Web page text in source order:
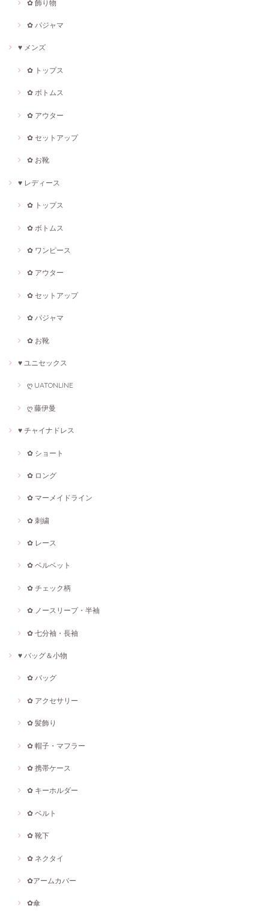
✿ 飾り物
✿ パジャマ
♥ メンズ
✿ トップス
✿ ボトムス
✿ アウター
✿ セットアップ
✿ お靴
♥ レディース
✿ トップス
✿ ボトムス
✿ ワンピース
✿ アウター
✿ セットアップ
✿ パジャマ
✿ お靴
♥ ユニセックス
ღ UATONLINE
ღ 藤伊曼
♥ チャイナドレス
✿ ショート
✿ ロング
✿ マーメイドライン
✿ 刺繍
✿ レース
✿ ベルベット
✿ チェック柄
✿ ノースリープ・半袖
✿ 七分袖・長袖
♥ バッグ＆小物
✿ バッグ
✿ アクセサリー
✿ 髪飾り
✿ 帽子・マフラー
✿ 携帯ケース
✿ キーホルダー
✿ ベルト
✿ 靴下
✿ ネクタイ
✿アームカバー
✿傘